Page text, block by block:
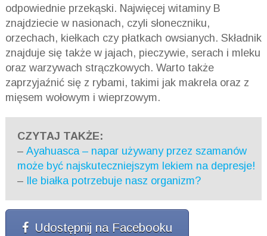
odpowiednie przekąski. Najwięcej witaminy B
znajdziecie w nasionach, czyli słoneczniku,
orzechach, kiełkach czy płatkach owsianych. Składnik
znajduje się także w jajach, pieczywie, serach i mleku
oraz warzywach strączkowych. Warto także
zaprzyjaźnić się z rybami, takimi jak makrela oraz z
mięsem wołowym i wieprzowym.
CZYTAJ TAKŻE:
– Ayahuasca – napar używany przez szamanów
może być najskuteczniejszym lekiem na depresje!
– Ile białka potrzebuje nasz organizm?
Udostępnij na Facebooku